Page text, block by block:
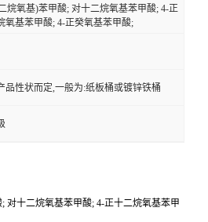
烷氧基)苯甲酸; 对十二烷氧基苯甲酸; 4-正
氧基苯甲酸; 4-正癸氧基苯甲酸;
品性状而定,一般为:纸板桶或镀锌铁桶
对十二烷氧基苯甲酸; 4-正十二烷氧基苯甲